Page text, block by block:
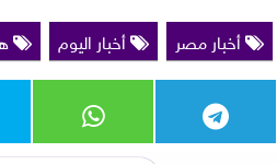
أخبار مصر
أخبار اليوم